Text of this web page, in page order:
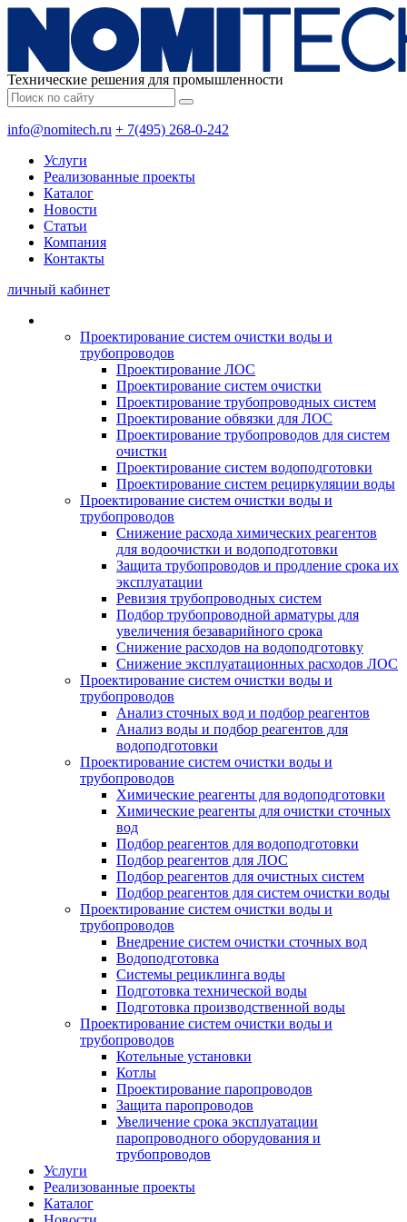
Технические решения для промышленности
info@nomitech.ru + 7(495) 268-0-242
Услуги
Реализованные проекты
Каталог
Новости
Статьи
Компания
Контакты
личный кабинет
Проектирование систем очистки воды и
трубопроводов
Проектирование ЛОС
Проектирование систем очистки
Проектирование трубопроводных систем
Проектирование обвязки для ЛОС
Проектирование трубопроводов для систем
очистки
Проектирование систем водоподготовки
Проектирование систем рециркуляции воды
Проектирование систем очистки воды и
трубопроводов
Снижение расхода химических реагентов
для водоочистки и водоподготовки
Защита трубопроводов и продление срока их
эксплуатации
Ревизия трубопроводных систем
Подбор трубопроводной арматуры для
увеличения безаварийного срока
Снижение расходов на водоподготовку
Снижение эксплуатационных расходов ЛОС
Проектирование систем очистки воды и
трубопроводов
Анализ сточных вод и подбор реагентов
Анализ воды и подбор реагентов для
водоподготовки
Проектирование систем очистки воды и
трубопроводов
Химические реагенты для водоподготовки
Химические реагенты для очистки сточных
вод
Подбор реагентов для водоподготовки
Подбор реагентов для ЛОС
Подбор реагентов для очистных систем
Подбор реагентов для систем очистки воды
Проектирование систем очистки воды и
трубопроводов
Внедрение систем очистки сточных вод
Водоподготовка
Системы рециклинга воды
Подготовка технической воды
Подготовка производственной воды
Проектирование систем очистки воды и
трубопроводов
Котельные установки
Котлы
Проектирование паропроводов
Защита паропроводов
Увеличение срока эксплуатации
паропроводного оборудования и
трубопроводов
Услуги
Реализованные проекты
Каталог